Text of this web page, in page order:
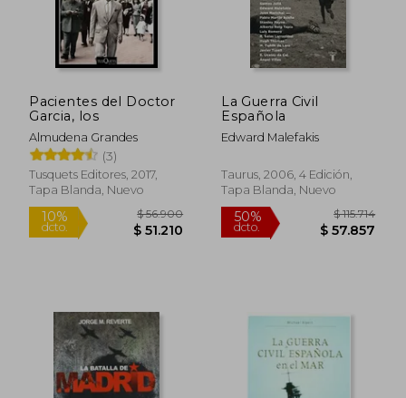
10%
dcto.
$ 28.295
$ 25.466
50%
dcto.
Pacientes del Doctor
Garcia, los
Almudena Grandes
(3)
Tusquets Editores, 2017,
Tapa Blanda, Nuevo
La Guerra Civil
Española
Edward Malefakis
Taurus, 2006, 4 Edición,
Tapa Blanda, Nuevo